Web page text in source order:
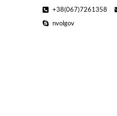
+38(067)7261358
nvolgov